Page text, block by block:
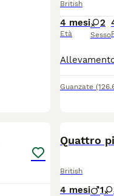
British
4 mesi
Età
2
Sesso
Guanzate
Quattro
British
4 mesi 1